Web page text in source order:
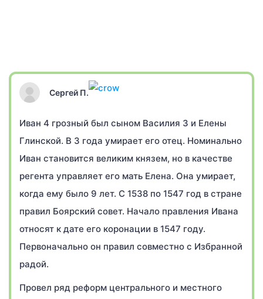
Сергей П.
Иван 4 грозный был сыном Василия 3 и Елены
Глинской. В 3 года умирает его отец. Номинально
Иван становится великим князем, но в качестве
регента управляет его мать Елена. Она умирает,
когда ему было 9 лет. С 1538 по 1547 год в стране
правил Боярский совет. Начало правления Ивана
относят к дате его коронации в 1547 году.
Первоначально он правил совместно с Избранной
радой.
Провел ряд реформ центрального и местного